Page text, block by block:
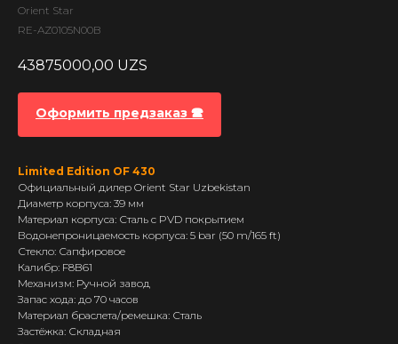
Orient Star
RE-AZ0105N00B
43875000,00 UZS
Оформить предзаказ 🕿
Limited Edition OF 430
Официальный дилер Orient Star Uzbekistan
Диаметр корпуса: 39 мм
Материал корпуса: Сталь с PVD покрытием
Водонепроницаемость корпуса: 5 bar (50 m/165 ft)
Стекло: Сапфировое
Калибр: F8B61
Механизм: Ручной завод
Запас хода: до 70 часов
Материал браслета/ремешка: Сталь
Застёжка: Складная